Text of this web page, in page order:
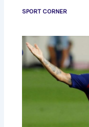
SPORT CORNER